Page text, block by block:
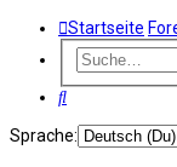
Startseite
Suche
Sprache: